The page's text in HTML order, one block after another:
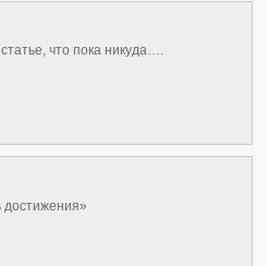
что пока никуда….
достижения»